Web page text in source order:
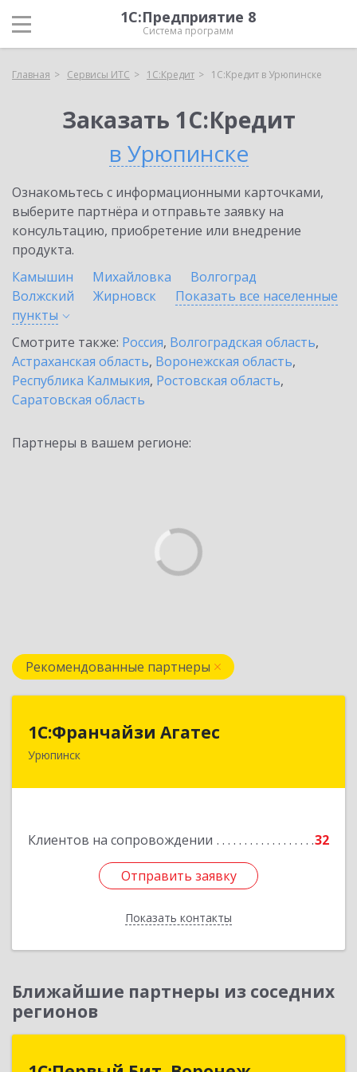
1С:Предприятие 8
Система программ
Главная Сервисы ИТС 1С:Кредит 1С:Кредит в Урюпинске
Заказать 1С:Кредит
в Урюпинске
Ознакомьтесь с информационными карточками,
выберите партнёра и отправьте заявку на
консультацию, приобретение или внедрение
продукта.
Камышин
Михайловка
Волгоград
Волжский
Жирновск
Показать все населенные
пункты
Смотрите также: Россия, Волгоградская область,
Астраханская область, Воронежская область,
Республика Калмыкия, Ростовская область,
Саратовская область
Партнеры в вашем регионе:
Рекомендованные партнеры
1С:Франчайзи Агатес
Урюпинск
Клиентов на сопровождении 32
Отправить заявку
Показать контакты
403113, Волгоградская обл, Урюпинск г, Ленина
Отправить заявку
Назад
Ближайшие партнеры из соседних
регионов
1С:Первый Бит, Воронеж